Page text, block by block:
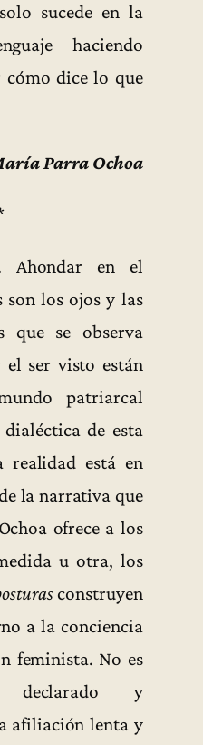
sucede en la
haciendo
cómo dice lo que
Parra Ochoa
Ahondar en el
son los ojos y las
que se observa
ser visto están
patriarcal
de esta
realidad está en
la narrativa que
ofrece a los
u otra, los
construyen
a la conciencia
feminista. No es
declarado y
afiliación lenta y